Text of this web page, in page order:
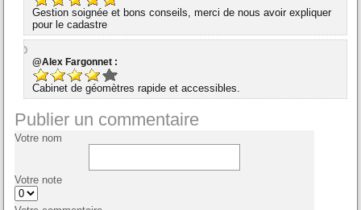
Gestion soignée et bons conseils, merci de nous avoir expliquer
pour le cadastre
@Alex Fargonnet :
Cabinet de géomètres rapide et accessibles.
Publier un commentaire
Votre nom
Votre note